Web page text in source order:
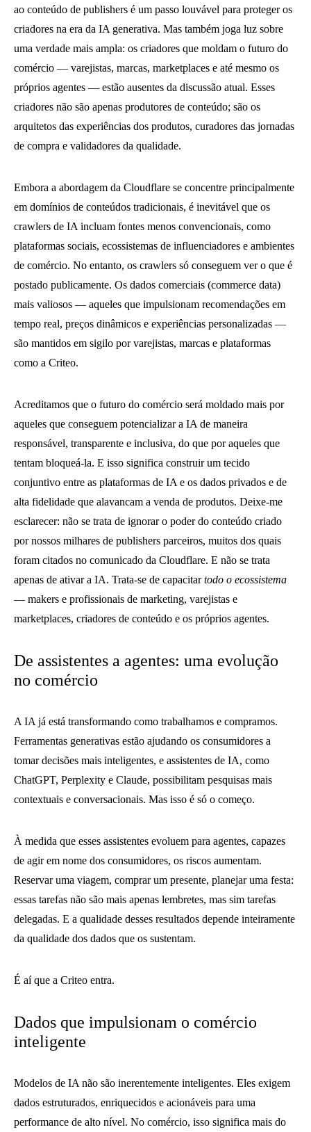
ao conteúdo de publishers é um passo louvável para proteger os
criadores na era da IA ​​generativa. Mas também joga luz sobre
uma verdade mais ampla: os criadores que moldam o futuro do
comércio — varejistas, marcas, marketplaces e até mesmo os
próprios agentes — estão ausentes da discussão atual. Esses
criadores não são apenas produtores de conteúdo; são os
arquitetos das experiências dos produtos, curadores das jornadas
de compra e validadores da qualidade.
Embora a abordagem da Cloudflare se concentre principalmente
em domínios de conteúdos tradicionais, é inevitável que os
crawlers de IA incluam fontes menos convencionais, como
plataformas sociais, ecossistemas de influenciadores e ambientes
de comércio. No entanto, os crawlers só conseguem ver o que é
postado publicamente. Os dados comerciais (commerce data)
mais valiosos — aqueles que impulsionam recomendações em
tempo real, preços dinâmicos e experiências personalizadas —
são mantidos em sigilo por varejistas, marcas e plataformas
como a Criteo.
Acreditamos que o futuro do comércio será moldado mais por
aqueles que conseguem potencializar a IA de maneira
responsável, transparente e inclusiva, do que por aqueles que
tentam bloqueá-la. E isso significa construir um tecido
conjuntivo entre as plataformas de IA e os dados privados e de
alta fidelidade que alavancam a venda de produtos. Deixe-me
esclarecer: não se trata de ignorar o poder do conteúdo criado
por nossos milhares de publishers parceiros, muitos dos quais
foram citados no comunicado da Cloudflare. E não se trata
apenas de ativar a IA. Trata-se de capacitartodo o ecossistema
— makers e profissionais de marketing, varejistas e
marketplaces, criadores de conteúdo e os próprios agentes.
De assistentes a agentes: uma evolução
no comércio
A IA já está transformando como trabalhamos e compramos.
Ferramentas generativas estão ajudando os consumidores a
tomar decisões mais inteligentes, e assistentes de IA, como
ChatGPT, Perplexity e Claude, possibilitam pesquisas mais
contextuais e conversacionais. Mas isso é só o começo.
À medida que esses assistentes evoluem para agentes, capazes
de agir em nome dos consumidores, os riscos aumentam.
Reservar uma viagem, comprar um presente, planejar uma festa:
essas tarefas não são mais apenas lembretes, mas sim tarefas
delegadas. E a qualidade desses resultados depende inteiramente
da qualidade dos dados que os sustentam.
É aí que a Criteo entra.
Dados que impulsionam o comércio
inteligente
Modelos de IA não são inerentemente inteligentes. Eles exigem
dados estruturados, enriquecidos e acionáveis ​​para uma
performance de alto nível. No comércio, isso significa mais do